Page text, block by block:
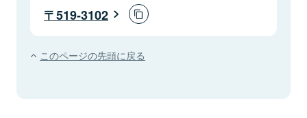
519-3102
このページの先頭に戻る